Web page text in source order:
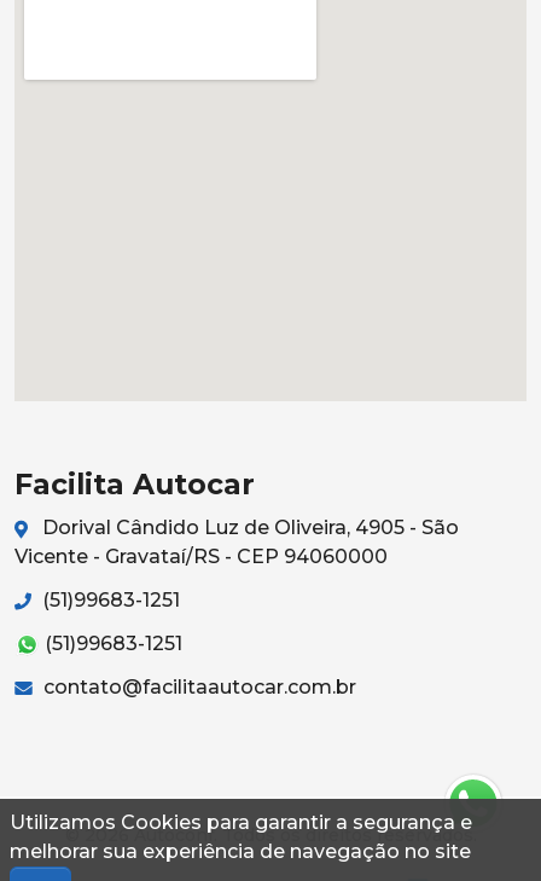
Utilizamos Cookies para garantir a segurança e
melhorar sua experiência de navegação no site
Facilita Autocar
Dorival Cândido Luz de Oliveira, 4905 - São
Vicente - Gravataí/RS - CEP 94060000
(51)99683-1251
(51)99683-1251
contato@facilitaautocar.com.br
© 2026 Autoconf. Todos os direitos reservados.